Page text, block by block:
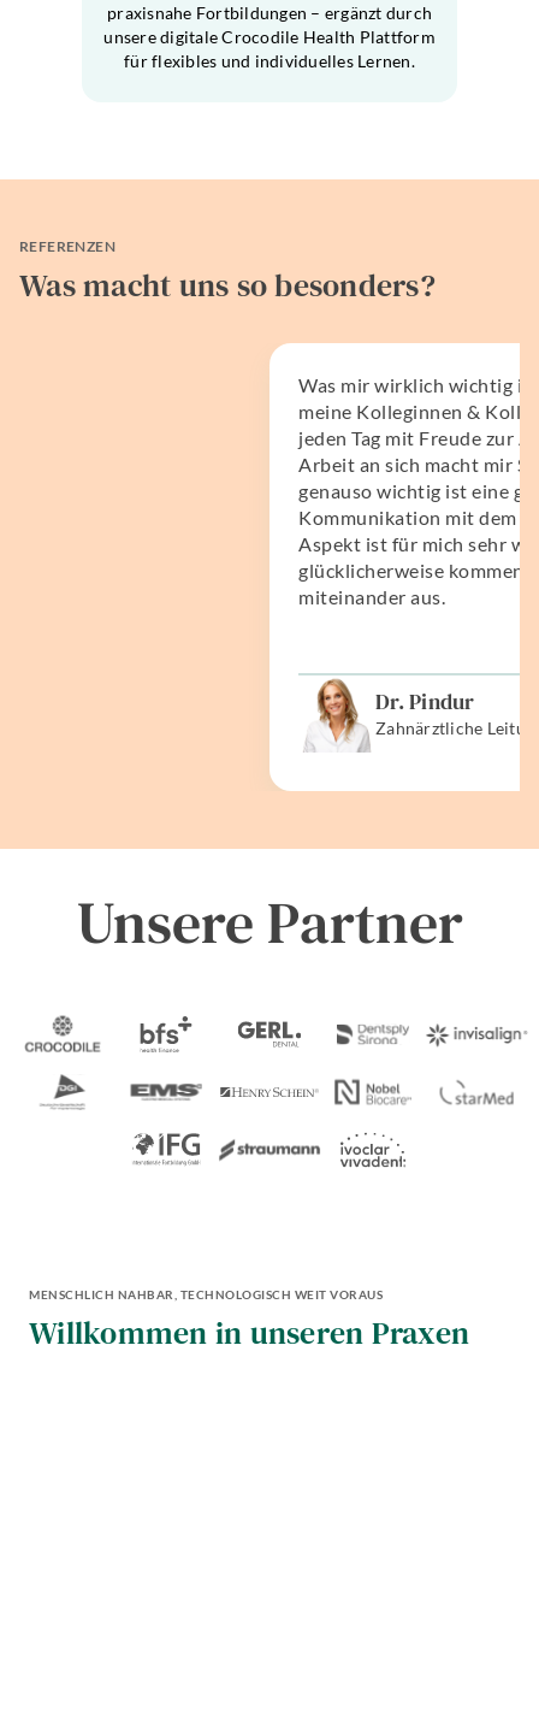
praxisnahe Fortbildungen – ergänzt durch
unsere digitale Crocodile Health Plattform
für flexibles und individuelles Lernen.
REFERENZEN
Was macht uns so besonders?
Was mir wirklich wichtig
meine Kolleginnen &
jeden Tag mit Freude zur
Arbeit an sich macht mir
genauso wichtig ist eine
Kommunikation mit dem
Aspekt ist für mich sehr
glücklicherweise kommen
miteinander aus.
Dr. Pindur
Zahnärztliche
Unsere Partner
MENSCHLICH NAHBAR, TECHNOLOGISCH WEIT VORAUS
Willkommen in unseren Praxen